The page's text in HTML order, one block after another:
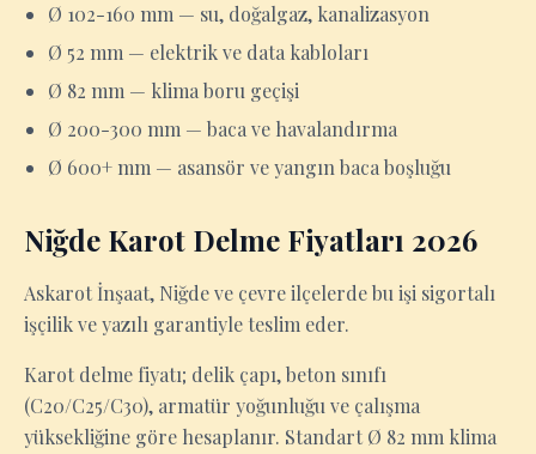
Ø 102-160 mm — su, doğalgaz, kanalizasyon
Ø 52 mm — elektrik ve data kabloları
Ø 82 mm — klima boru geçişi
Ø 200-300 mm — baca ve havalandırma
Ø 600+ mm — asansör ve yangın baca boşluğu
Niğde Karot Delme Fiyatları 2026
Askarot İnşaat, Niğde ve çevre ilçelerde bu işi sigortalı
işçilik ve yazılı garantiyle teslim eder.
Karot delme fiyatı; delik çapı, beton sınıfı
(C20/C25/C30), armatür yoğunluğu ve çalışma
yüksekliğine göre hesaplanır. Standart Ø 82 mm klima